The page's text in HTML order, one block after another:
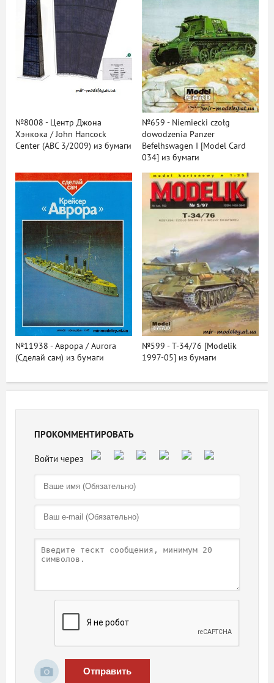
№8008 - Центр Джона
Хэнкока / John Hancock
Center (ABC 3/2009) из бумаги
№659 - Niemiecki czołg
dowodzenia Panzer
Befelhswagen I [Model Card
034] из бумаги
№11938 - Аврора / Aurora
(Сделай сам) из бумаги
№599 - T-34/76 [Modelik
1997-05] из бумаги
ПРОКОММЕНТИРОВАТЬ
Отправить